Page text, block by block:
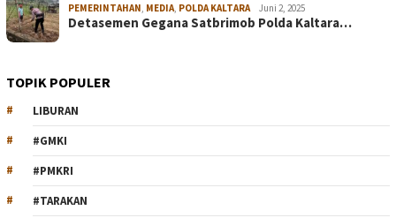
PEMERINTAHAN, MEDIA, POLDA KALTARA Juni 2, 2025
Detasemen Gegana Satbrimob Polda Kaltara…
TOPIK POPULER
LIBURAN
#GMKI
#PMKRI
#TARAKAN